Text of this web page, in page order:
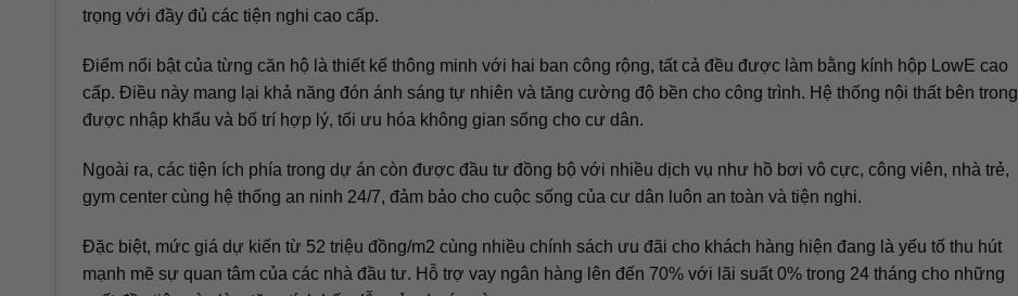
trọng với đầy đủ các tiện nghi cao cấp.
Điểm nổi bật của từng căn hộ là thiết kế thông minh với hai ban công rộng, tất cả đều được làm bằng kính hộp LowE cao
cấp. Điều này mang lại khả năng đón ánh sáng tự nhiên và tăng cường độ bền cho công trình. Hệ thống nội thất bên trong
được nhập khẩu và bố trí hợp lý, tối ưu hóa không gian sống cho cư dân.
Ngoài ra, các tiện ích phía trong dự án còn được đầu tư đồng bộ với nhiều dịch vụ như hồ bơi vô cực, công viên, nhà trẻ,
gym center cùng hệ thống an ninh 24/7, đảm bảo cho cuộc sống của cư dân luôn an toàn và tiện nghi.
Đặc biệt, mức giá dự kiến từ 52 triệu đồng/m2 cùng nhiều chính sách ưu đãi cho khách hàng hiện đang là yếu tố thu hút
mạnh mẽ sự quan tâm của các nhà đầu tư. Hỗ trợ vay ngân hàng lên đến 70% với lãi suất 0% trong 24 tháng cho những